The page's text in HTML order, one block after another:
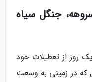
جنگل سیاه
روز از تعطیلات خود
که در زمینی به وسعت